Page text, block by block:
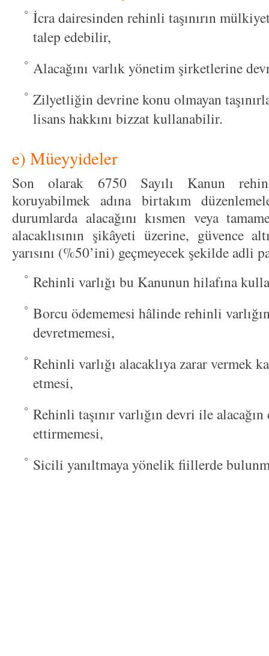
İcra dairesinden rehinli taşınırın
talep edebilir,
Alacağını varlık yönetim şirketlerine
Zilyetliğin devrine konu olmayan
lisans hakkını bizzat kullanabilir.
e) Müeyyideler
Son olarak 6750 Sayılı Kanun rehin
koruyabilmek adına birtakım
durumlarda alacağını kısmen veya
alacaklısının şikâyeti üzerine, güvence
yarısını (%50’ini) geçmeyecek şekilde adli
Rehinli varlığı bu Kanunun hilafına
Borcu ödememesi hâlinde rehinli
devretmemesi,
Rehinli varlığı alacaklıya zarar vermek
etmesi,
Rehinli taşınır varlığın devri ile
ettirmemesi,
Sicili yanıltmaya yönelik fiillerde